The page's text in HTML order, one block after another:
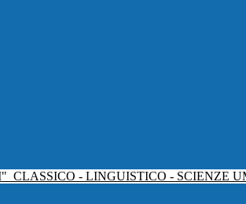
CLASSICO - LINGUISTICO - SCIENZE